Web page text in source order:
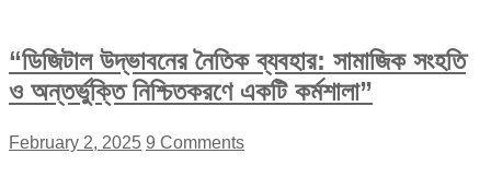
“ডিজিটাল উদ্ভাবনের নৈতিক ব্যবহার: সামাজিক সংহতি
ও অন্তর্ভুক্তি নিশ্চিতকরণে একটি কর্মশালা”
February 2, 2025 9 Comments